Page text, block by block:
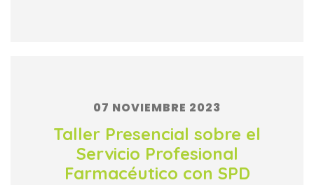
07 NOVIEMBRE 2023
Taller Presencial sobre el
Servicio Profesional
Farmacéutico con SPD